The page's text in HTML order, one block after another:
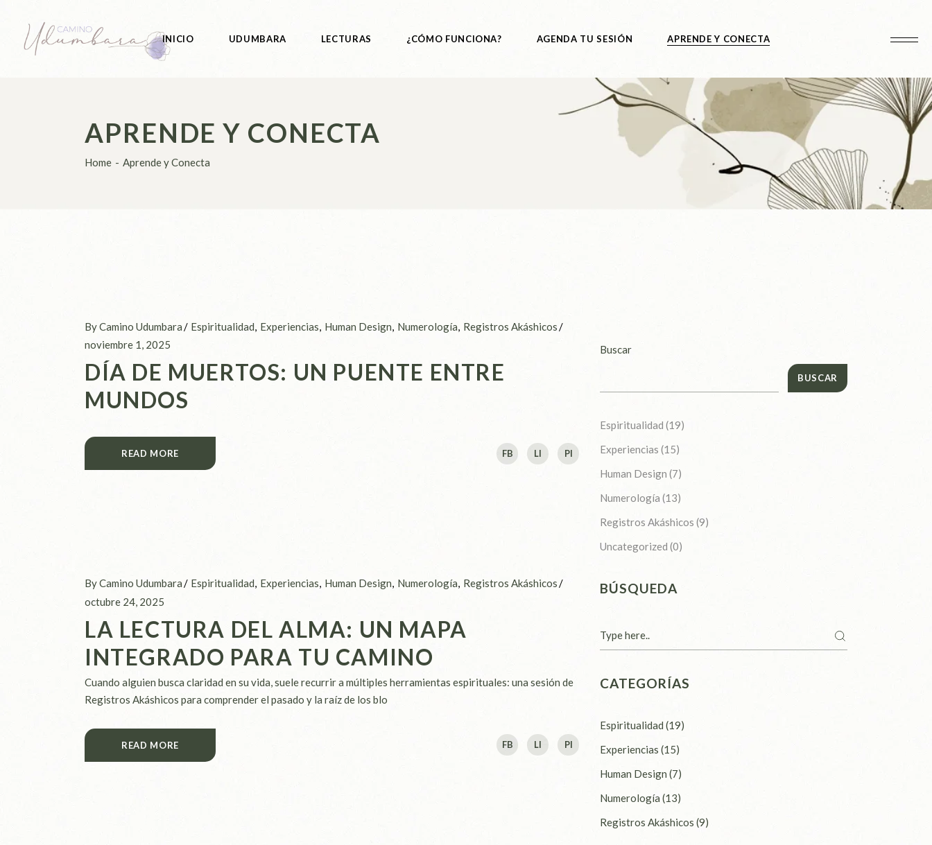
content
INICIO UDUMBARA LECTURAS
Numerología Básica
¿CÓMO FUNCIONA? AGENDA TU SESIÓN APRENDE Y CONECTA
APRENDE Y CONECTA
Home Aprende y Conecta
By Camino Udumbara Espiritualidad Experiencias Human Design Numerología Registros Akáshicos
noviembre 1, 2025
DÍA DE MUERTOS: UN PUENTE ENTRE
MUNDOS
READ MORE FB LI PI
By Camino Udumbara Espiritualidad Experiencias Human Design Numerología Registros Akáshicos
octubre 24, 2025
LA LECTURA DEL ALMA: UN MAPA
INTEGRADO PARA TU CAMINO
Cuando alguien busca claridad en su vida, suele recurrir a múltiples herramientas espirituales: una sesión de
Registros Akáshicos para comprender el pasado y la raíz de los blo
READ MORE FB LI PI
Buscar
BUSCAR
Espiritualidad (19)
Experiencias (15)
Human Design (7)
Numerología (13)
Registros Akáshicos (9)
Uncategorized (0)
BÚSQUEDA
CATEGORÍAS
Espiritualidad (19)
Experiencias (15)
Human Design (7)
Numerología (13)
Registros Akáshicos (9)